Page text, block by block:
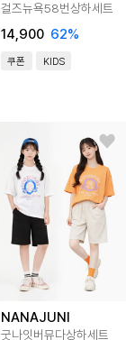
걸즈뉴욕58번상하세트
14,900 62%
쿠폰 KIDS
NANAJUNI
굿나잇버뮤다상하세트